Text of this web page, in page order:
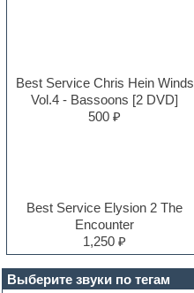
Выберите звуки по тегам
Best Service Chris Hein Winds
Vol.4 - Bassoons [2 DVD]
500 ₽
Best Service Elysion 2 The
Encounter
1,250 ₽